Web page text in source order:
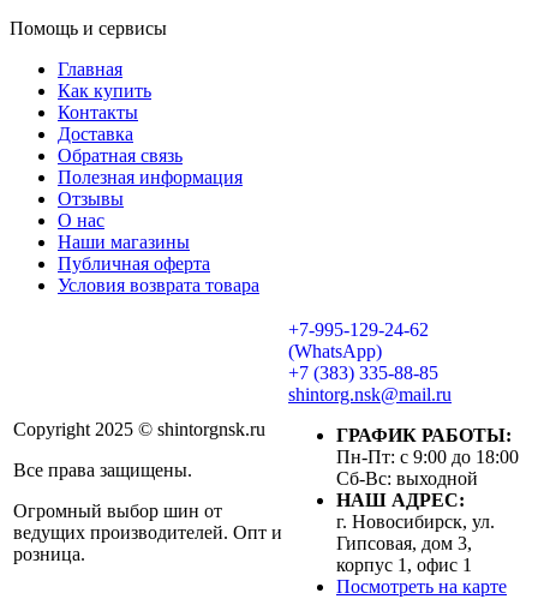
Помощь и сервисы
Главная
Как купить
Контакты
Доставка
Обратная связь
Полезная информация
Отзывы
О нас
Наши магазины
Публичная оферта
Условия возврата товара
Copyright 2025 © shintorgnsk.ru
Все права защищены.
Огромный выбор шин от
ведущих производителей. Опт и
розница.
+7-995-129-24-62
(WhatsApp)
+7 (383) 335-88-85
shintorg.nsk@mail.ru
ГРАФИК РАБОТЫ:
Пн-Пт: с 9:00 до 18:00
Сб-Вс: выходной
НАШ АДРЕС:
г. Новосибирск, ул.
Гипсовая, дом 3,
корпус 1, офис 1
Посмотреть на карте